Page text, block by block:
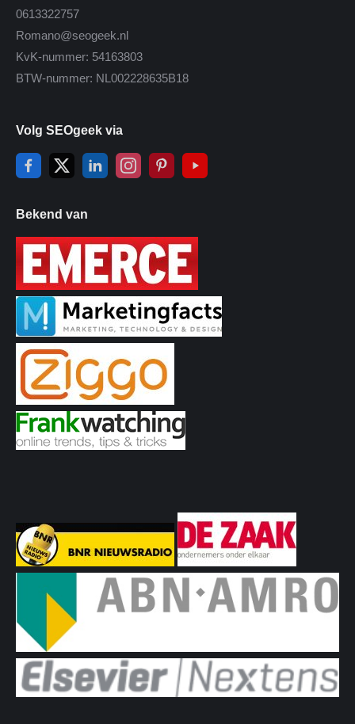
0613322757
Romano@seogeek.nl
KvK-nummer: 54163803
BTW-nummer: NL002228635B18
Volg SEOgeek via
Bekend van